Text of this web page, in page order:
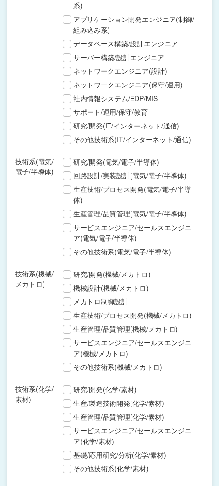
系)
アプリケーション開発エンジニア(制御/
組み込み系)
データベース構築/設計エンジニア
サーバー構築/設計エンジニア
ネットワークエンジニア(設計)
ネットワークエンジニア(保守/運用)
社内情報システム/EDP/MIS
サポート/運用/保守/教育
研究/開発(IT/インターネット/通信)
その他技術系(IT/インターネット/通信)
技術系(電気/
電子/半導体)
研究/開発(電気/電子/半導体)
回路設計/実装設計(電気/電子/半導体)
生産技術/プロセス開発(電気/電子/半導
体)
生産管理/品質管理(電気/電子/半導体)
サービスエンジニア/セールスエンジニ
ア(電気/電子/半導体)
その他技術系(電気/電子/半導体)
技術系(機械/
メカトロ)
研究/開発(機械/メカトロ)
機械設計(機械/メカトロ)
メカトロ制御設計
生産技術/プロセス開発(機械/メカトロ)
生産管理/品質管理(機械/メカトロ)
サービスエンジニア/セールスエンジニ
ア(機械/メカトロ)
その他技術系(機械/メカトロ)
技術系(化学/
素材)
研究/開発(化学/素材)
生産/製造技術開発(化学/素材)
生産管理/品質管理(化学/素材)
サービスエンジニア/セールスエンジニ
ア(化学/素材)
基礎/応用研究/分析(化学/素材)
その他技術系(化学/素材)